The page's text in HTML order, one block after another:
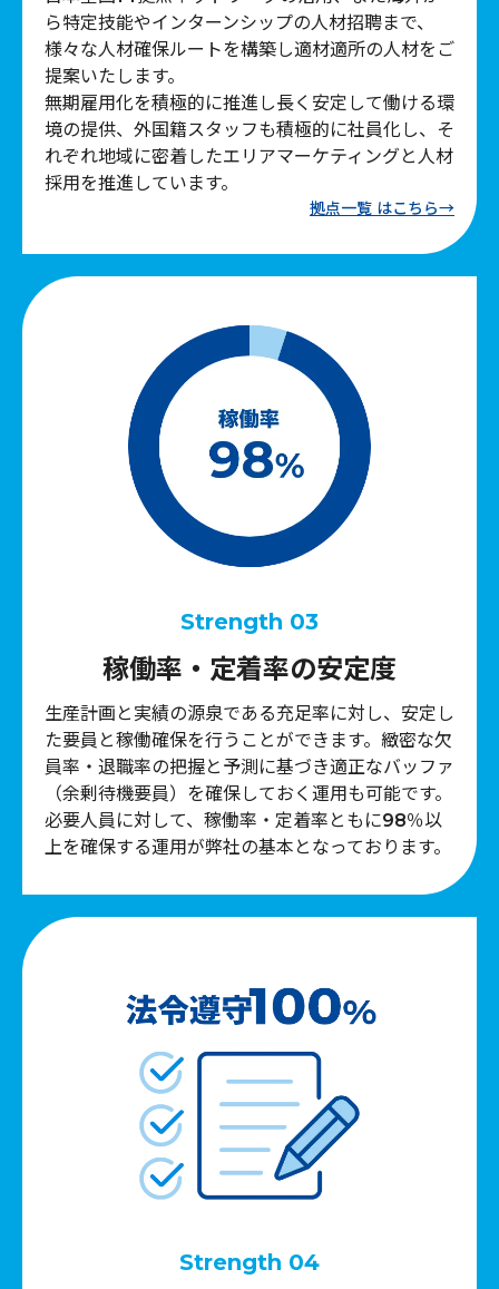
ら特定技能やインターンシップの人材招聘まで、
様々な人材確保ルートを構築し適材適所の人材をご
提案いたします。
無期雇用化を積極的に推進し長く安定して働ける環
境の提供、外国籍スタッフも積極的に社員化し、そ
れぞれ地域に密着したエリアマーケティングと人材
採用を推進しています。
拠点一覧 はこちら→
Strength 03
稼働率・定着率の安定度
生産計画と実績の源泉である充足率に対し、安定し
た要員と稼働確保を行うことができます。緻密な欠
員率・退職率の把握と予測に基づき適正なバッファ
（余剰待機要員）を確保しておく運用も可能です。
必要人員に対して、稼働率・定着率ともに98％以
上を確保する運用が弊社の基本となっております。
Strength 04